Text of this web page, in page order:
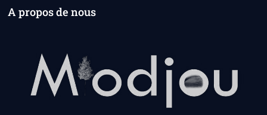
A propos de nous